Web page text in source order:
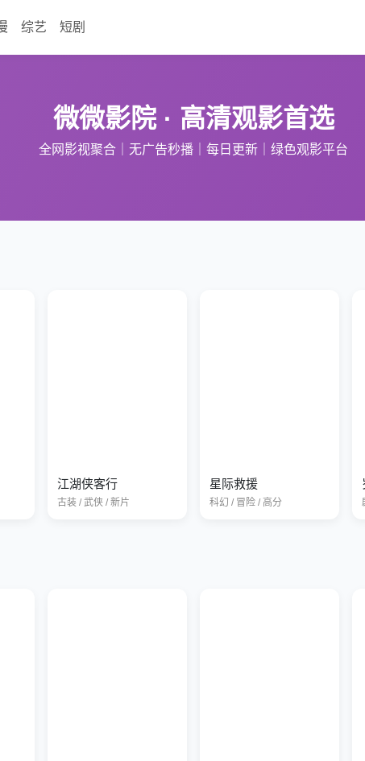
综艺 短剧
微微影院 · 高清观影首选
全网影视聚合｜无广告秒播｜每日更新｜绿色观影平台
江湖侠客行
古装 / 武侠 / 新片
星际救援
科幻 / 冒险 / 高分